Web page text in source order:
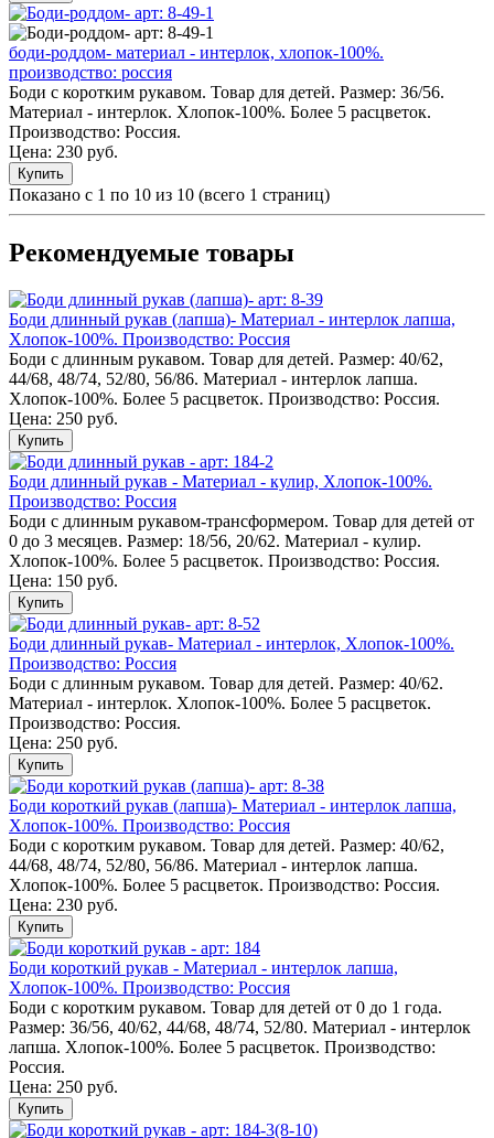
боди-роддом- материал - интерлок, хлопок-100%.
производство: россия
Боди с коротким рукавом. Товар для детей. Размер: 36/56.
Материал - интерлок. Хлопок-100%. Более 5 расцветок.
Производство: Россия.
Цена: 230 руб.
Купить
Показано с 1 по 10 из 10 (всего 1 страниц)
Рекомендуемые товары
Боди длинный рукав (лапша)- Материал - интерлок лапша,
Хлопок-100%. Производство: Россия
Боди с длинным рукавом. Товар для детей. Размер: 40/62,
44/68, 48/74, 52/80, 56/86. Материал - интерлок лапша.
Хлопок-100%. Более 5 расцветок. Производство: Россия.
Цена: 250 руб.
Купить
Боди длинный рукав - Материал - кулир, Хлопок-100%.
Производство: Россия
Боди с длинным рукавом-трансформером. Товар для детей от
0 до 3 месяцев. Размер: 18/56, 20/62. Материал - кулир.
Хлопок-100%. Более 5 расцветок. Производство: Россия.
Цена: 150 руб.
Купить
Боди длинный рукав- Материал - интерлок, Хлопок-100%.
Производство: Россия
Боди с длинным рукавом. Товар для детей. Размер: 40/62.
Материал - интерлок. Хлопок-100%. Более 5 расцветок.
Производство: Россия.
Цена: 250 руб.
Купить
Боди короткий рукав (лапша)- Материал - интерлок лапша,
Хлопок-100%. Производство: Россия
Боди с коротким рукавом. Товар для детей. Размер: 40/62,
44/68, 48/74, 52/80, 56/86. Материал - интерлок лапша.
Хлопок-100%. Более 5 расцветок. Производство: Россия.
Цена: 230 руб.
Купить
Боди короткий рукав - Материал - интерлок лапша,
Хлопок-100%. Производство: Россия
Боди с коротким рукавом. Товар для детей от 0 до 1 года.
Размер: 36/56, 40/62, 44/68, 48/74, 52/80. Материал - интерлок
лапша. Хлопок-100%. Более 5 расцветок. Производство:
Россия.
Цена: 250 руб.
Купить